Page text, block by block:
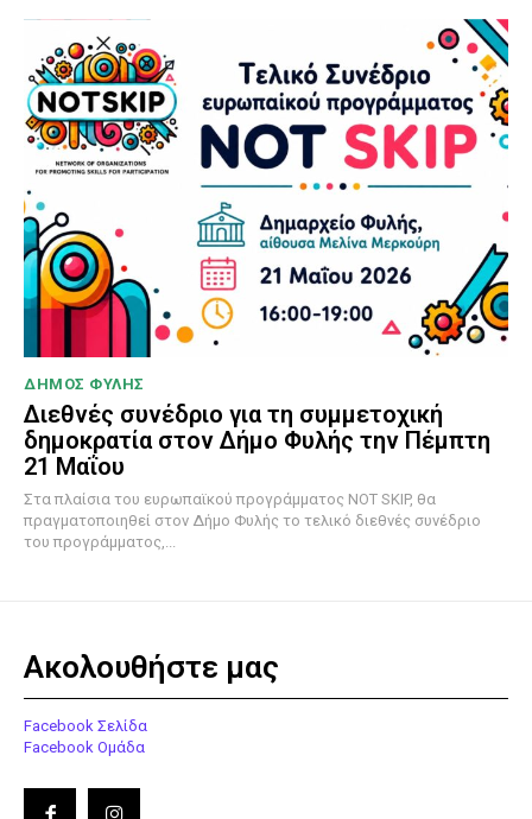
ΔΗΜΟΣ ΦΥΛΗΣ
Διεθνές συνέδριο για τη συμμετοχική
δημοκρατία στον Δήμο Φυλής την Πέμπτη
21 Μαΐου
Στα πλαίσια του ευρωπαϊκού προγράμματος NOT SKIP, θα
πραγματοποιηθεί στον Δήμο Φυλής το τελικό διεθνές συνέδριο
του προγράμματος,...
Ακολουθήστε μας
Facebook Σελίδα
Facebook Ομάδα